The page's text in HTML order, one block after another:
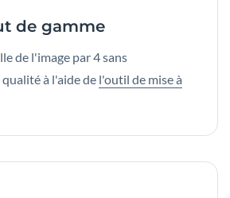
de gamme
de l'image par 4 sans
à l'aide de l'outil de mise à